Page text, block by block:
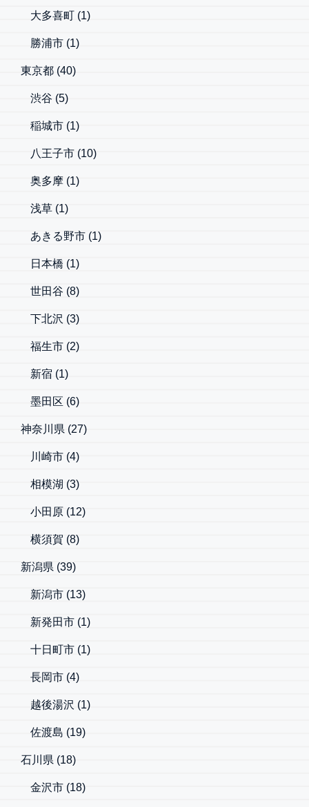
大多喜町 (1)
勝浦市 (1)
東京都 (40)
渋谷 (5)
稲城市 (1)
八王子市 (10)
奥多摩 (1)
浅草 (1)
あきる野市 (1)
日本橋 (1)
世田谷 (8)
下北沢 (3)
福生市 (2)
新宿 (1)
墨田区 (6)
神奈川県 (27)
川崎市 (4)
相模湖 (3)
小田原 (12)
横須賀 (8)
新潟県 (39)
新潟市 (13)
新発田市 (1)
十日町市 (1)
長岡市 (4)
越後湯沢 (1)
佐渡島 (19)
石川県 (18)
金沢市 (18)